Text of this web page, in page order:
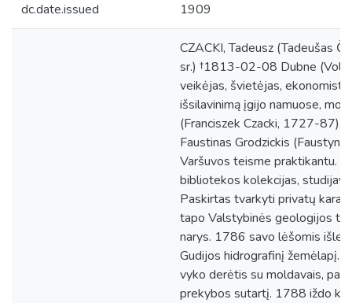
dc.date.issued 1909
CZACKI, Tadeusz (Tadeušas
sr.) †1813-02-08 Dubne
veikėjas, švietėjas,
išsilavinimą įgijo namuose,
(Franciszek Czacki, 1727-87),
Faustinas Grodzickis
Varšuvos teisme praktikantu.
bibliotekos kolekcijas,
Paskirtas tvarkyti privatų
tapo Valstybinės geologijos
narys. 1786 savo lėšomis
Gudijos hidrografinį žemėlapį.
vyko derėtis su moldavais,
prekybos sutartį. 1788 iždo